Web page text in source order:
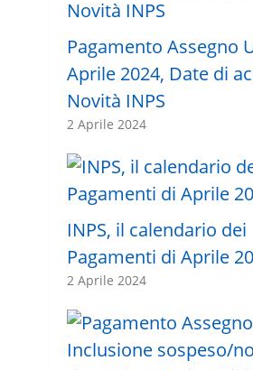
Pagamento Assegno
Aprile 2024, Date di
Novità INPS
2 Aprile 2024
INPS, il calendario dei
Pagamenti di Aprile
2 Aprile 2024